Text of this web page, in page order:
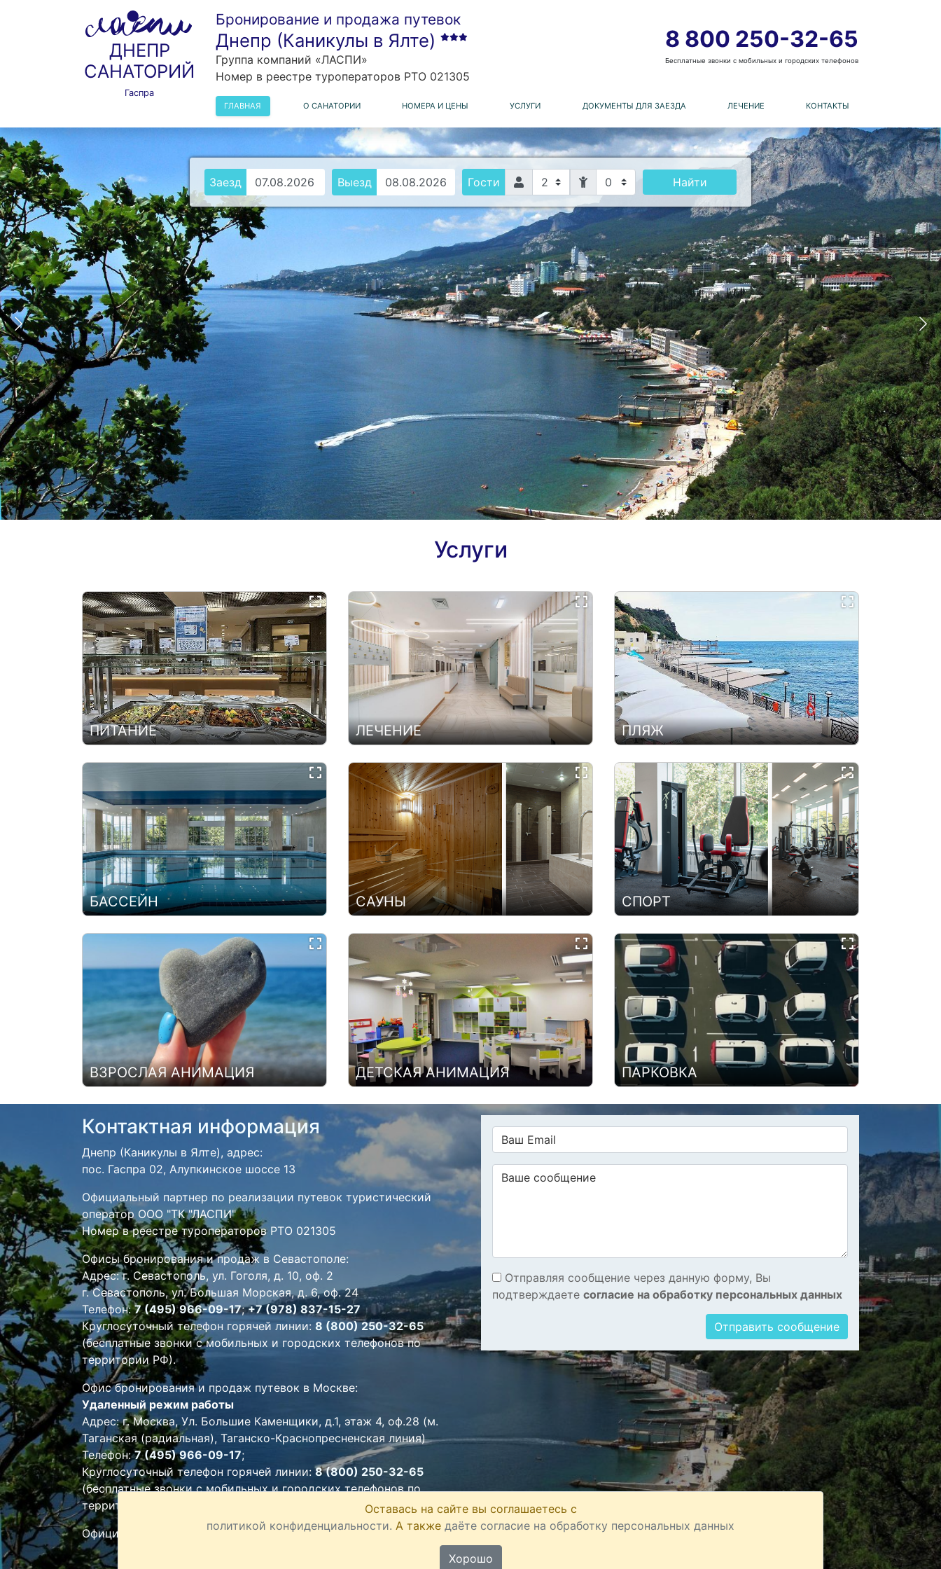
ДНЕПР
САНАТОРИЙ
Гаспра
Бронирование и продажа путевок
Днепр (Каникулы в Ялте)
Группа компаний «ЛАСПИ»
Номер в реестре туроператоров РТО 021305
8 800 250-32-65
Бесплатные звонки с мобильных и городских телефонов
ГЛАВНАЯ О САНАТОРИИ НОМЕРА И ЦЕНЫ УСЛУГИ ДОКУМЕНТЫ ДЛЯ ЗАЕЗДА ЛЕЧЕНИЕ КОНТАКТЫ
Заезд Выезд Гости 0 Найти
Услуги
ПИТАНИЕ ЛЕЧЕНИЕ ПЛЯЖ
БАССЕЙН САУНЫ СПОРТ
ВЗРОСЛАЯ АНИМАЦИЯ ДЕТСКАЯ АНИМАЦИЯ ПАРКОВКА
Контактная информация
Днепр (Каникулы в Ялте), адрес:
пос. Гаспра 02, Алупкинское шоссе 13
Официальный партнер по реализации путевок туристический
оператор ООО "ТК "ЛАСПИ"
Номер в реестре туроператоров РТО 021305
Офисы бронирования и продаж в Севастополе:
Адрес: г. Севастополь, ул. Гоголя, д. 10, оф. 2
г. Севастополь, ул. Большая Морская, д. 6, оф. 24
Телефон:7 (495) 966-09-17;+7 (978) 837-15-27
Круглосуточный телефон горячей линии: 8 (800) 250-32-65
(бесплатные звонки с мобильных и городских телефонов по
территории РФ).
Офис бронирования и продаж путевок в Москве:
Удаленный режим работы
Адрес: г. Москва, Ул. Большие Каменщики, д.1, этаж 4, оф.28 (м.
Таганская (радиальная), Таганско-Краснопресненская линия)
Телефон:7 (495) 966-09-17;
Круглосуточный телефон горячей линии:8 (800) 250-32-65
(бесплатные звонки с мобильных и городских телефонов по
территории РФ)
Официальный сайт группы компаний «ЛАСПИ»:https://laspi.com/
Отправляя сообщение через данную форму, Вы
подтверждаете согласие на обработку персональных данных
Отправить сообщение
Оставась на сайте вы соглашаетесь с
политикой конфиденциальности. А также даёте согласие на обработку персональных данных
Хорошо